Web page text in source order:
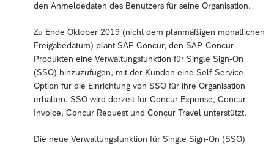
den Anmeldedaten des Benutzers für seine Organisation.
Zu Ende Oktober 2019 (nicht dem planmäßigen monatlichen
Freigabedatum) plant SAP Concur, den SAP-Concur-
Produkten eine Verwaltungsfunktion für Single Sign-On
(SSO) hinzuzufügen, mit der Kunden eine Self-Service-
Option für die Einrichtung von SSO für ihre Organisation
erhalten. SSO wird derzeit für Concur Expense, Concur
Invoice, Concur Request und Concur Travel unterstützt.
Die neue Verwaltungsfunktion für Single Sign-On (SSO)